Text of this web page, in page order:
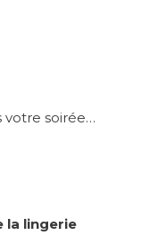
votre soirée…
la lingerie